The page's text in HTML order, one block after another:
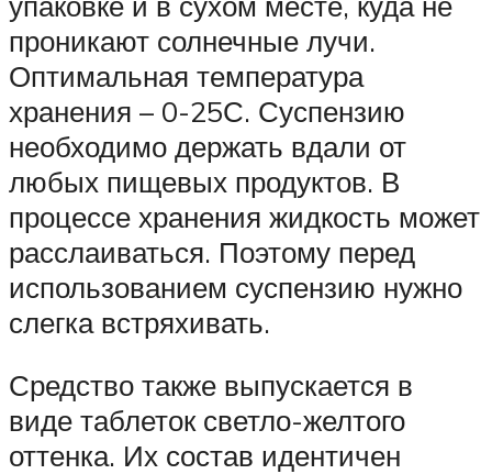
проникают солнечные лучи.
Оптимальная температура
хранения – 0-25С. Суспензию
необходимо держать вдали от
любых пищевых продуктов. В
процессе хранения жидкость может
расслаиваться. Поэтому перед
использованием суспензию нужно
слегка встряхивать.
Средство также выпускается в
виде таблеток светло-желтого
оттенка. Их состав идентичен